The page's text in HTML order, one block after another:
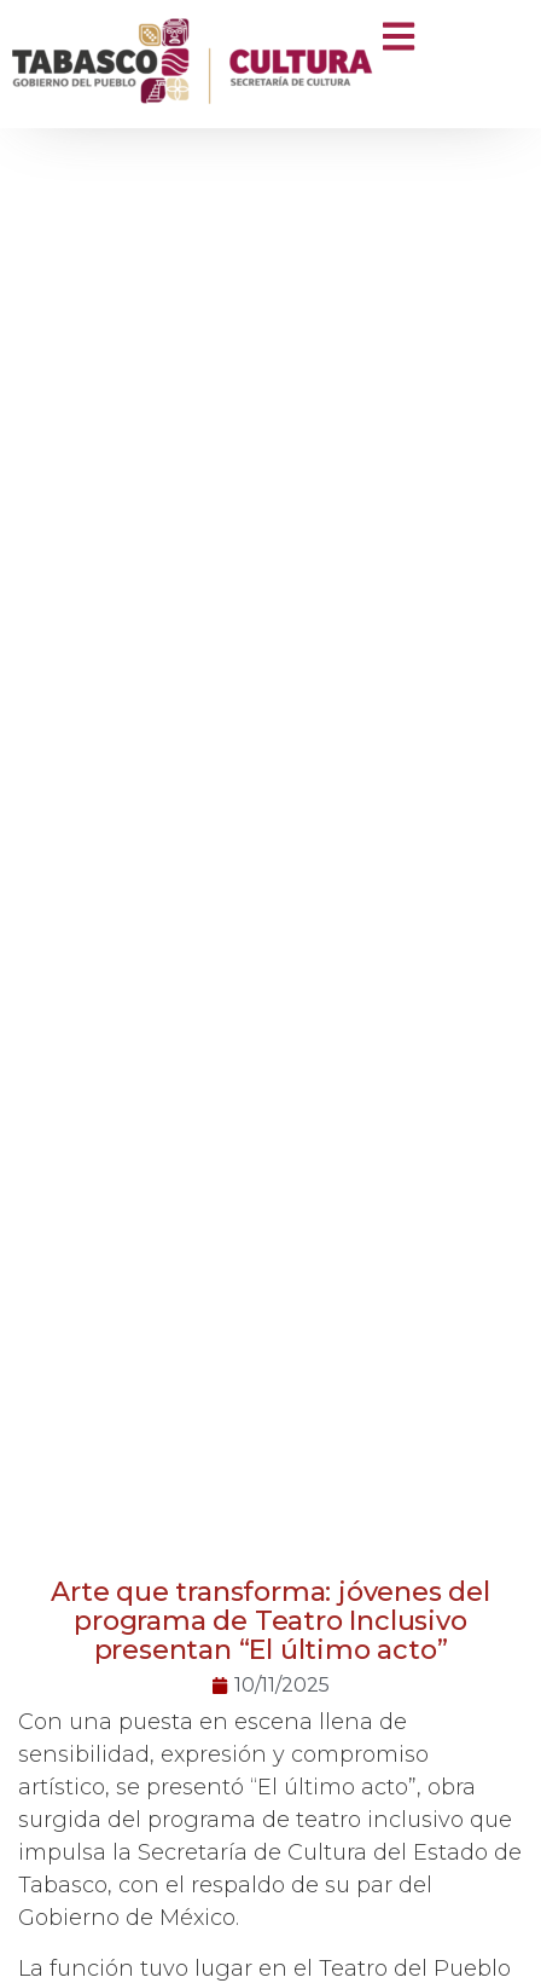
Arte que transforma: jóvenes del
programa de Teatro Inclusivo
presentan “El último acto”
10/11/2025
Con una puesta en escena llena de
sensibilidad, expresión y compromiso
artístico, se presentó “El último acto”, obra
surgida del programa de teatro inclusivo que
impulsa la Secretaría de Cultura del Estado de
Tabasco, con el respaldo de su par del
Gobierno de México.
La función tuvo lugar en el Teatro del Pueblo